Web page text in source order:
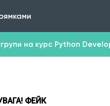
групи на курс Python
ФЕЙК